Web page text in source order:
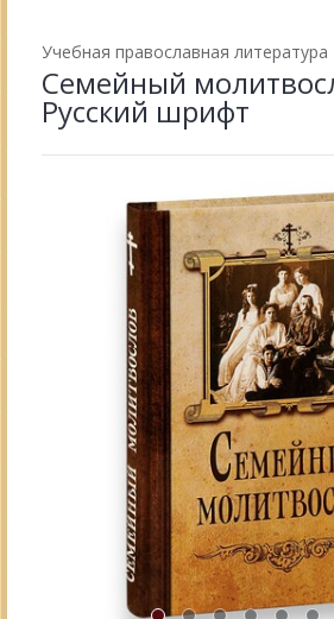
Учебная православная литература
Семейный
Русский шрифт